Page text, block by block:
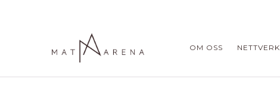
OM OSS NETTVERK